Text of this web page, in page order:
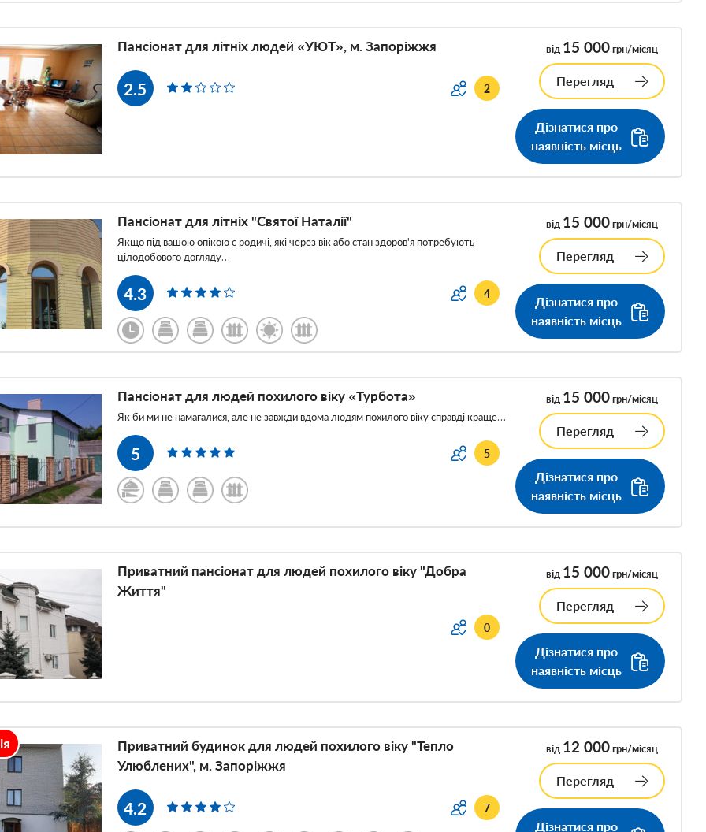
Пансіонат для літніх людей «УЮТ», м. Запоріжжя
2.5 2
від 15 000грн/місяц
Перегляд
Дізнатися про
наявність місць
Пансіонат для літніх "Святої Наталії"
Якщо під вашою опікою є родичі, які через вік або стан здоров'я потребують
цілодобового догляду…
4.3 4
від 15 000грн/місяц
Перегляд
Дізнатися про
наявність місць
Пансіонат для людей похилого віку «Турбота»
Як би ми не намагалися, але не завжди вдома людям похилого віку справді краще…
5 5
від 15 000грн/місяц
Перегляд
Дізнатися про
наявність місць
Приватний пансіонат для людей похилого віку "Добра
Життя"
0
від 15 000грн/місяц
Перегляд
Дізнатися про
наявність місць
Приватний будинок для людей похилого віку "Тепло
Улюблених", м. Запоріжжя
4.2 7
від 12 000грн/місяц
Перегляд
Дізнатися про